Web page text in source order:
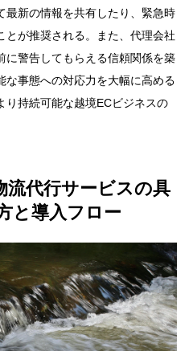
最新の情報を共有したり、緊急時
とが推奨される。また、代理会社
に警告してもらえる信頼関係を築
な事態への対応力を大幅に高める
り持続可能な越境ECビジネスの
流代行サービスの具
と導入フロー